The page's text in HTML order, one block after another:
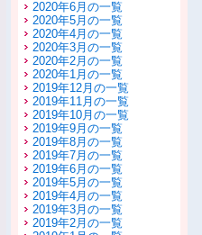
2020年6月の一覧
2020年5月の一覧
2020年4月の一覧
2020年3月の一覧
2020年2月の一覧
2020年1月の一覧
2019年12月の一覧
2019年11月の一覧
2019年10月の一覧
2019年9月の一覧
2019年8月の一覧
2019年7月の一覧
2019年6月の一覧
2019年5月の一覧
2019年4月の一覧
2019年3月の一覧
2019年2月の一覧